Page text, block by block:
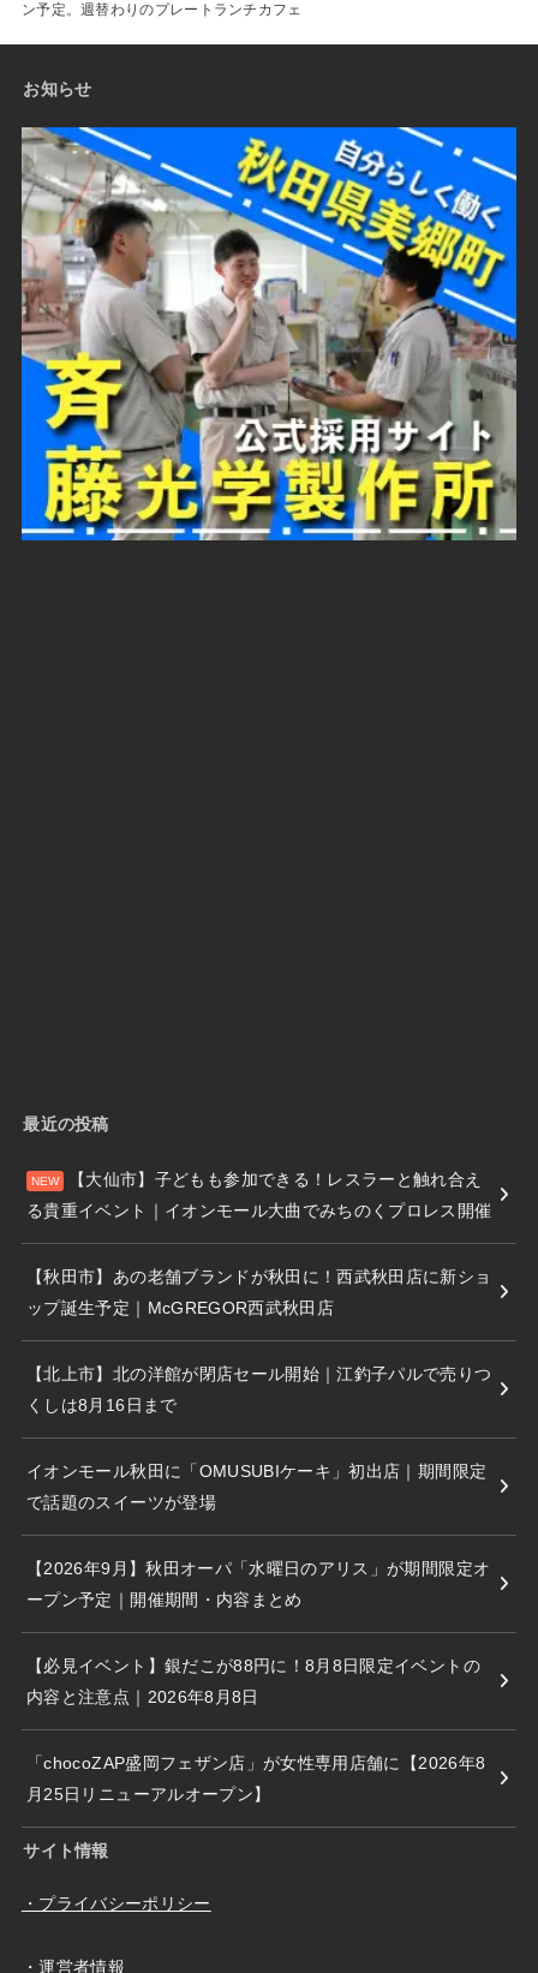
ン予定。週替わりのプレートランチカフェ
お知らせ
最近の投稿
【大仙市】子どもも参加できる！レスラーと触れ合え
る貴重イベント｜イオンモール大曲でみちのくプロレス開催
【秋田市】あの老舗ブランドが秋田に！西武秋田店に新ショ
ップ誕生予定｜McGREGOR西武秋田店
【北上市】北の洋館が閉店セール開始｜江釣子パルで売りつ
くしは8月16日まで
イオンモール秋田に「OMUSUBIケーキ」初出店｜期間限定
で話題のスイーツが登場
【2026年9月】秋田オーパ「水曜日のアリス」が期間限定オ
ープン予定｜開催期間・内容まとめ
【必見イベント】銀だこが88円に！8月8日限定イベントの
内容と注意点｜2026年8月8日
「chocoZAP盛岡フェザン店」が女性専用店舗に【2026年8
月25日リニューアルオープン】
サイト情報
・プライバシーポリシー
・運営者情報